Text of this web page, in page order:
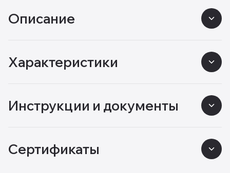
Описание
Характеристики
Инструкции и документы
Сертификаты